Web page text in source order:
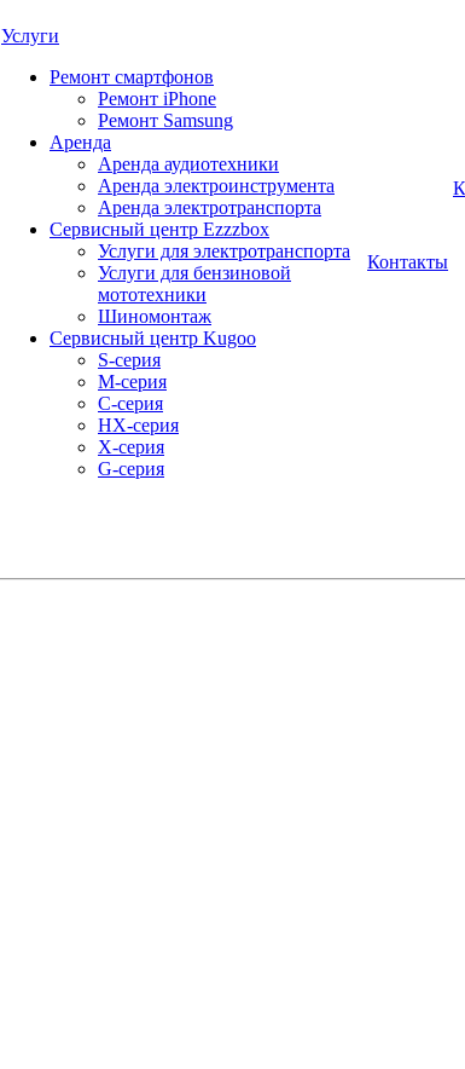
Услуги
Ремонт смартфонов
Ремонт iPhone
Ремонт Samsung
Аренда
Аренда аудиотехники
Аренда электроинструмента
Аренда электротранспорта
Сервисный центр Ezzzbox
Услуги для электротранспорта
Услуги для бензиновой
мототехники
Шиномонтаж
Сервисный центр Kugoo
S-cерия
M-серия
С-серия
HX-серия
X-серия
G-серия
Контакты